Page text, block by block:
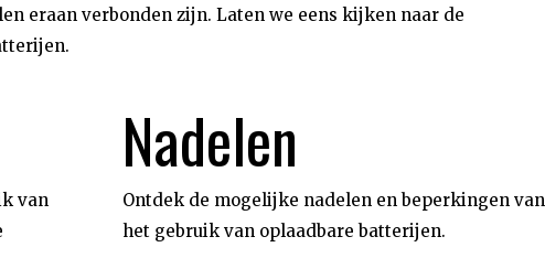
eraan verbonden zijn. Laten we eens kijken naar de
van
Nadelen
Ontdek de mogelijke nadelen en beperkingen van
het gebruik van oplaadbare batterijen.